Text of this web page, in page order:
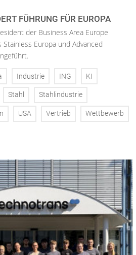
FÜHRUNG FÜR EUROPA
der Business Area Europe
Europa und Advanced
Industrie ING KI
Stahl Stahlindustrie
USA Vertrieb Wettbewerb